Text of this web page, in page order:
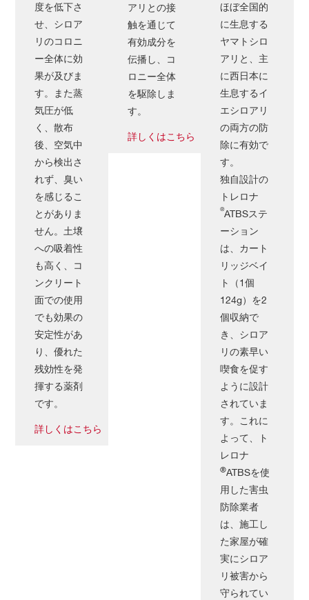
度を低下さ
せ、シロア
リのコロニ
ー全体に効
果が及びま
す。また蒸
気圧が低
く、散布
後、空気中
から検出さ
れず、臭い
を感じるこ
とがありま
せん。土壌
への吸着性
も高く、コ
ンクリート
面での使用
でも効果の
安定性があ
り、優れた
残効性を発
揮する薬剤
です。
詳しくはこちら
アリとの接
触を通じて
有効成分を
伝播し、コ
ロニー全体
を駆除しま
す。
詳しくはこちら
ほぼ全国的
に生息する
ヤマトシロ
アリと、主
に西日本に
生息するイ
エシロアリ
の両方の防
除に有効で
す。
独自設計の
トレロナ
®ATBSステ
ーション
は、カート
リッジベイ
ト（1個
124g）を2
個収納で
き、シロア
リの素早い
喫食を促す
ように設計
されていま
す。これに
よって、ト
レロナ
®ATBSを使
用した害虫
防除業者
は、施工し
た家屋が確
実にシロア
リ被害から
守られてい